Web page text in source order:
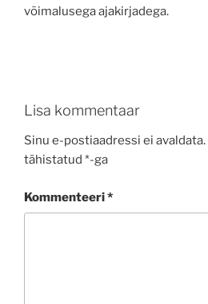
võimalusega ajakirjadega.
Lisa kommentaar
Sinu e-postiaadressi ei avaldata.
tähistatud *-ga
Kommenteeri*